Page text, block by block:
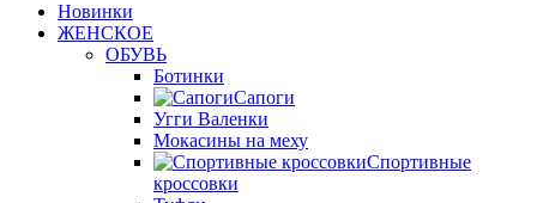
Новинки
ЖЕНСКОЕ
ОБУВЬ
Ботинки
Сапоги
Угги Валенки
Мокасины на меху
Спортивные
кроссовки